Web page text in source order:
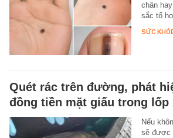
chân
sắc tố
SỨC
Quét rác trên đường, phát
đồng tiền mặt giấu trong lốp
Nếu
sẽ được